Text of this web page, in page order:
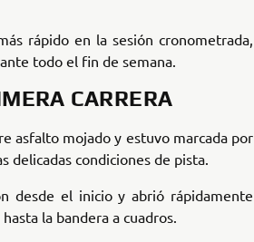
rápido en la sesión cronometrada,
todo el fin de semana.
CARRERA
asfalto mojado y estuvo marcada por
delicadas condiciones de pista.
desde el inicio y abrió rápidamente
la bandera a cuadros.